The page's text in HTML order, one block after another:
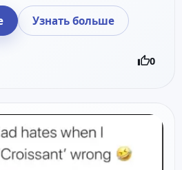
Узнать больше
0